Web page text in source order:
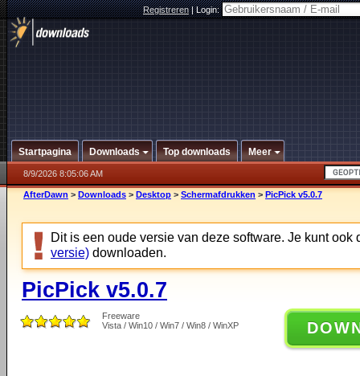
Registreren|Login:
Startpagina Downloads Top downloads Meer
8/9/2026 8:05:06 AM
AfterDawn > Downloads > Desktop > Schermafdrukken > PicPick v5.0.7
Dit is een oude versie van deze software. Je kunt ook
versie) downloaden.
PicPick v5.0.7
Freeware
Vista / Win10 / Win7 / Win8 / WinXP